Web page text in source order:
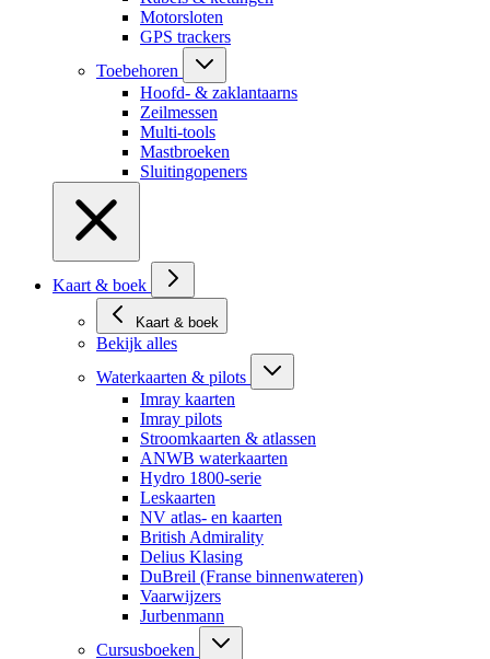
Motorsloten
GPS trackers
Toebehoren
Hoofd- & zaklantaarns
Zeilmessen
Multi-tools
Mastbroeken
Sluitingopeners
Kaart & boek
Kaart & boek
Bekijk alles
Waterkaarten & pilots
Imray kaarten
Imray pilots
Stroomkaarten & atlassen
ANWB waterkaarten
Hydro 1800-serie
Leskaarten
NV atlas- en kaarten
British Admirality
Delius Klasing
DuBreil (Franse binnenwateren)
Vaarwijzers
Jurbenmann
Cursusboeken